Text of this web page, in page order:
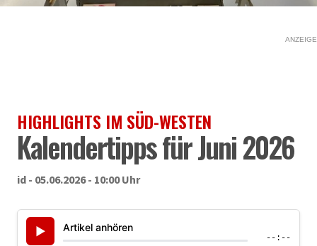
ANZEIGE
HIGHLIGHTS IM SÜD-WESTEN
Kalendertipps für Juni 2026
id - 05.06.2026 - 10:00 Uhr
▶ Artikel anhören
--:--